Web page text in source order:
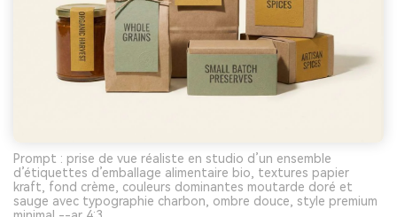
Prompt : prise de vue réaliste en studio d’un ensemble
d’étiquettes d’emballage alimentaire bio, textures papier
kraft, fond crème, couleurs dominantes moutarde doré et
sauge avec typographie charbon, ombre douce, style premium